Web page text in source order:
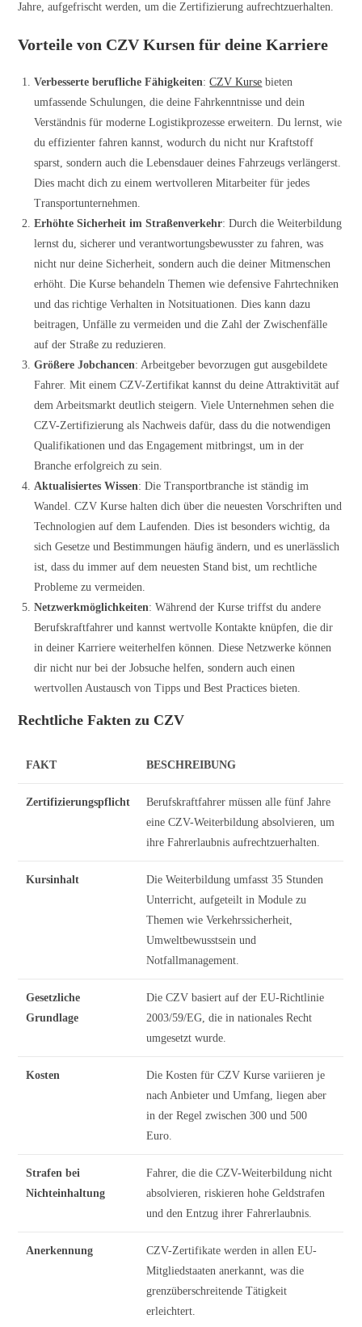
Jahre, aufgefrischt werden, um die Zertifizierung aufrechtzuerhalten.
Vorteile von CZV Kursen für deine Karriere
Verbesserte berufliche Fähigkeiten:CZV Kurse bieten
umfassende Schulungen, die deine Fahrkenntnisse und dein
Verständnis für moderne Logistikprozesse erweitern. Du lernst, wie
du effizienter fahren kannst, wodurch du nicht nur Kraftstoff
sparst, sondern auch die Lebensdauer deines Fahrzeugs verlängerst.
Dies macht dich zu einem wertvolleren Mitarbeiter für jedes
Transportunternehmen.
Erhöhte Sicherheit im Straßenverkehr: Durch die Weiterbildung
lernst du, sicherer und verantwortungsbewusster zu fahren, was
nicht nur deine Sicherheit, sondern auch die deiner Mitmenschen
erhöht. Die Kurse behandeln Themen wie defensive Fahrtechniken
und das richtige Verhalten in Notsituationen. Dies kann dazu
beitragen, Unfälle zu vermeiden und die Zahl der Zwischenfälle
auf der Straße zu reduzieren.
Größere Jobchancen: Arbeitgeber bevorzugen gut ausgebildete
Fahrer. Mit einem CZV-Zertifikat kannst du deine Attraktivität auf
dem Arbeitsmarkt deutlich steigern. Viele Unternehmen sehen die
CZV-Zertifizierung als Nachweis dafür, dass du die notwendigen
Qualifikationen und das Engagement mitbringst, um in der
Branche erfolgreich zu sein.
Aktualisiertes Wissen: Die Transportbranche ist ständig im
Wandel. CZV Kurse halten dich über die neuesten Vorschriften und
Technologien auf dem Laufenden. Dies ist besonders wichtig, da
sich Gesetze und Bestimmungen häufig ändern, und es unerlässlich
ist, dass du immer auf dem neuesten Stand bist, um rechtliche
Probleme zu vermeiden.
Netzwerkmöglichkeiten: Während der Kurse triffst du andere
Berufskraftfahrer und kannst wertvolle Kontakte knüpfen, die dir
in deiner Karriere weiterhelfen können. Diese Netzwerke können
dir nicht nur bei der Jobsuche helfen, sondern auch einen
wertvollen Austausch von Tipps und Best Practices bieten.
Rechtliche Fakten zu CZV
FAKT BESCHREIBUNG
Zertifizierungspflicht
Berufskraftfahrer müssen alle fünf Jahre
eine CZV-Weiterbildung absolvieren, um
ihre Fahrerlaubnis aufrechtzuerhalten.
Kursinhalt
Die Weiterbildung umfasst 35 Stunden
Unterricht, aufgeteilt in Module zu
Themen wie Verkehrssicherheit,
Umweltbewusstsein und
Notfallmanagement.
Gesetzliche
Grundlage
Die CZV basiert auf der EU-Richtlinie
2003/59/EG, die in nationales Recht
umgesetzt wurde.
Kosten
Die Kosten für CZV Kurse variieren je
nach Anbieter und Umfang, liegen aber
in der Regel zwischen 300 und 500
Euro.
Strafen bei
Nichteinhaltung
Fahrer, die die CZV-Weiterbildung nicht
absolvieren, riskieren hohe Geldstrafen
und den Entzug ihrer Fahrerlaubnis.
Anerkennung
CZV-Zertifikate werden in allen EU-
Mitgliedstaaten anerkannt, was die
grenzüberschreitende Tätigkeit
erleichtert.